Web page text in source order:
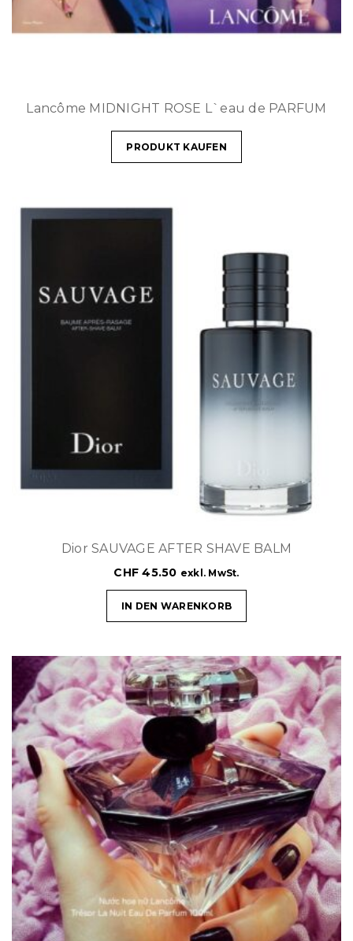
Lancôme MIDNIGHT ROSE L`eau de PARFUM
PRODUKT KAUFEN
Dior SAUVAGE AFTER SHAVE BALM
CHF 45.50 exkl. MwSt.
IN DEN WARENKORB